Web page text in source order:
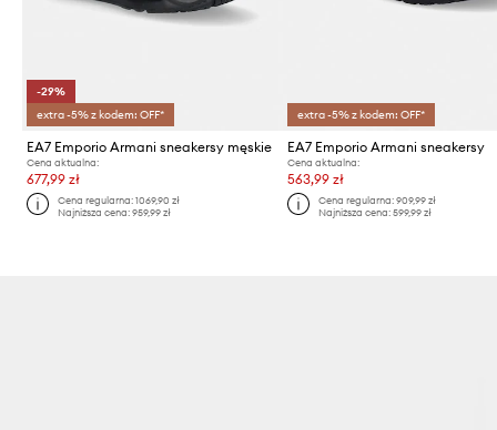
-29%
extra -5% z kodem: OFF*
EA7 Emporio Armani sneakersy męskie
Cena aktualna:
677,99 zł
Cena regularna:1069,90 zł
Najniższa cena:959,99 zł
extra -5% z kodem: OFF*
EA7 Emporio Armani sneakersy
Cena aktualna:
563,99 zł
Cena regularna: 909,99 zł
Najniższa cena: 599,99 zł